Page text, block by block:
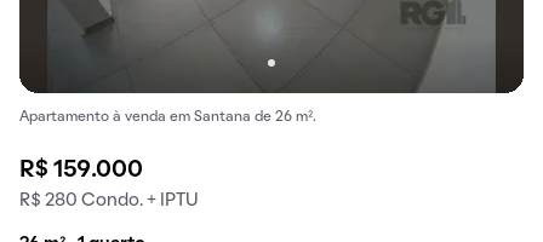
Apartamento à venda em Santana de 26 m².
R$ 159.000
R$ 280 Condo. + IPTU